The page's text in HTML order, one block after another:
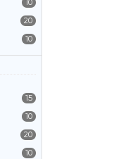
10
20
10
15
10
20
10